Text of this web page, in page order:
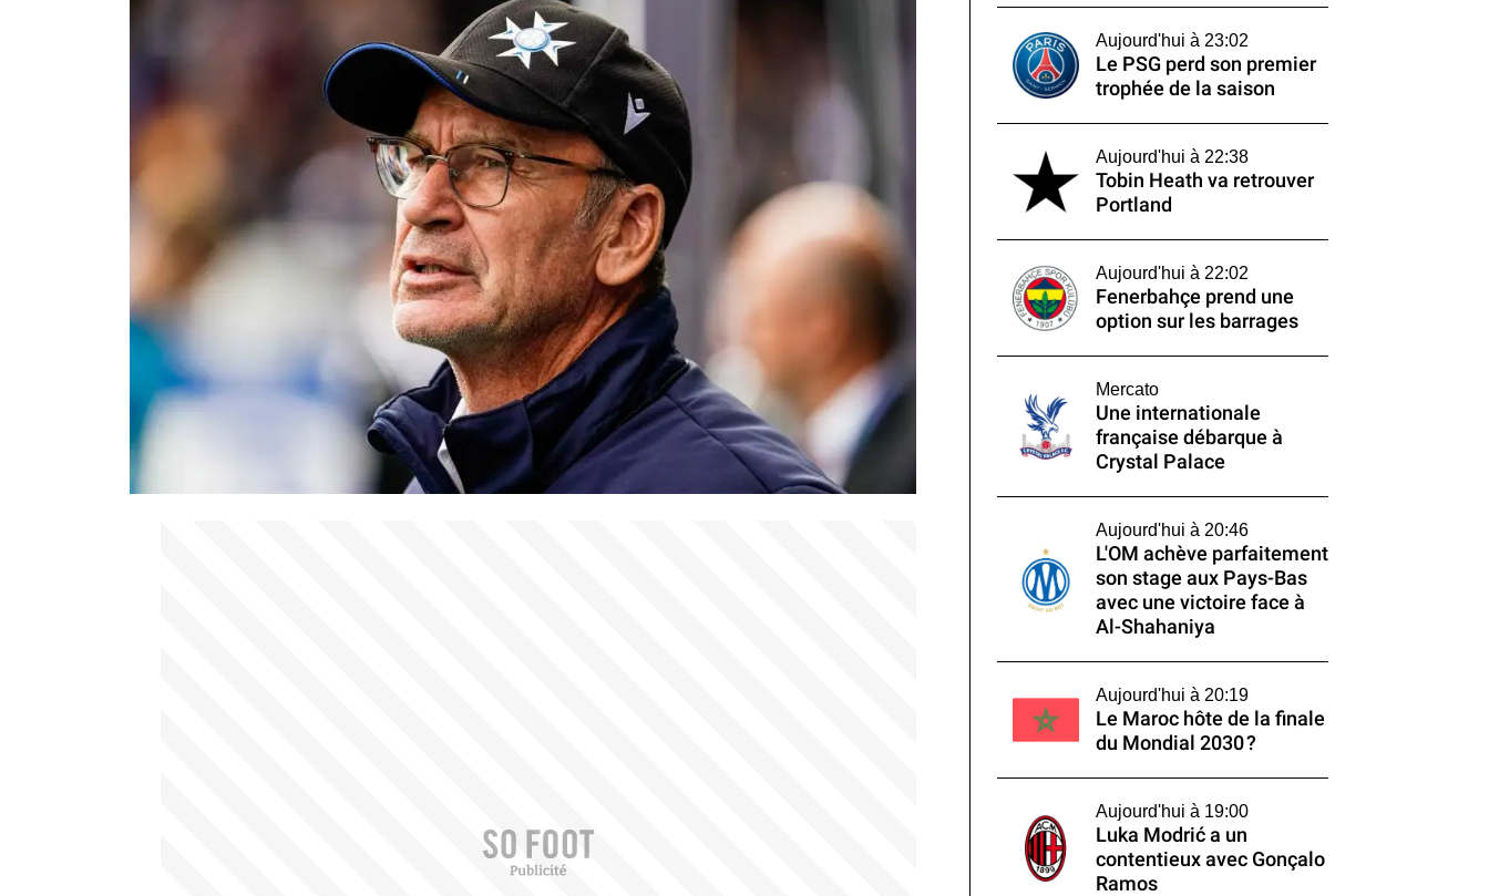
Aujourd'hui à 23:02
Le PSG perd son premier
trophée de la saison
Aujourd'hui à 22:38
Tobin Heath va retrouver
Portland
Aujourd'hui à 22:02
Fenerbahçe prend une
option sur les barrages
Mercato
Une internationale
française débarque à
Crystal Palace
Aujourd'hui à 20:46
L'OM achève parfaitement
son stage aux Pays-Bas
avec une victoire face à
Al-Shahaniya
Aujourd'hui à 20:19
Le Maroc hôte de la finale
du Mondial 2030 ?
Aujourd'hui à 19:00
Luka Modrić a un
contentieux avec Gonçalo
Ramos